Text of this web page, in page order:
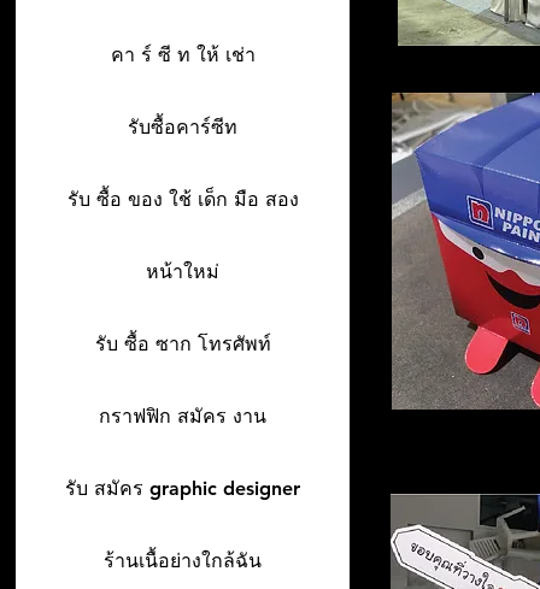
คา ร์ ซี ท ให้ เช่า
รับซื้อคาร์ซีท
รับ ซื้อ ของ ใช้ เด็ก มือ สอง
หน้าใหม่
รับ ซื้อ ซาก โทรศัพท์
กราฟฟิก สมัคร งาน
รับ สมัคร graphic designer
ร้านเนื้อย่างใกล้ฉัน